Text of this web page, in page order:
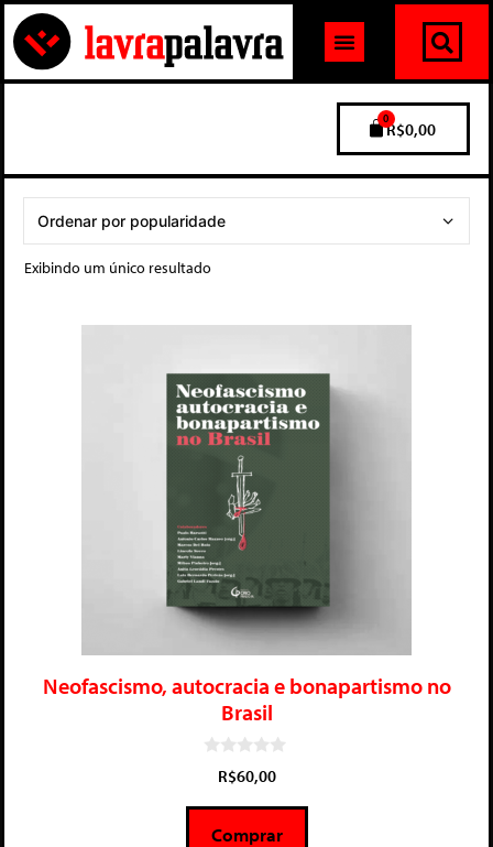
R$0,00
0
Exibindo um único resultado
Neofascismo, autocracia e bonapartismo no
Brasil
5
R$60,00
Comprar